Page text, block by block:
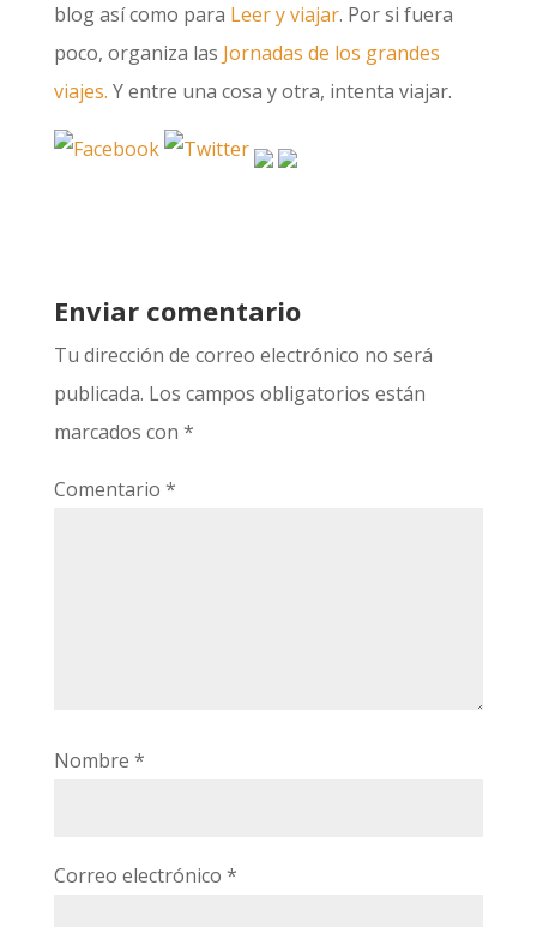
blog así como para Leer y viajar. Por si fuera
poco, organiza las Jornadas de los grandes
viajes. Y entre una cosa y otra, intenta viajar.
Enviar comentario
Tu dirección de correo electrónico no será
publicada. Los campos obligatorios están
marcados con *
Comentario *
Nombre *
Correo electrónico *